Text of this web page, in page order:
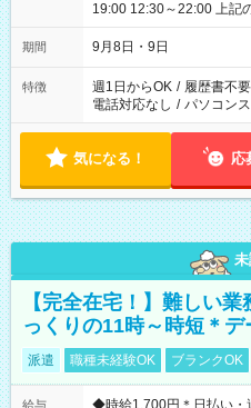
19:00 12:30～22:00 上記の時間から好きな時間を選べます！ ※
時間は変更となる可能性
期間 9月8日・9日
特徴 週1日からOK / 履歴書不要
電話対応なし / パソコン
気になる！ 応
【完全在宅！】難しい
っくりの11時～時短＊
派遣 職種未経験OK ブランクOK
給与
◆時給1,700円＊日払い・